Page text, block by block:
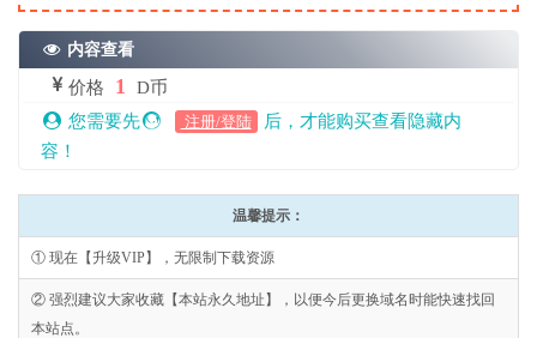
内容查看
价格 1
D币
您需要先
注册/登陆
后，才能购买查看隐藏内
容！
温馨提示：
① 现在【升级VIP】，无限制下载资源
② 强烈建议大家收藏【本站永久地址】，以便今后更换域名时能快速找回
本站点。